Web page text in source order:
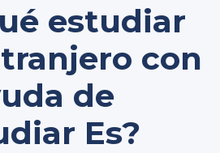
estudiar
con
de
Es?